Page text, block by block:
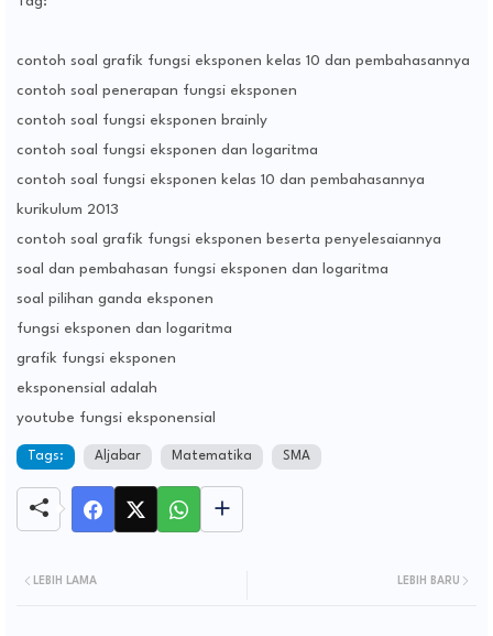
contoh soal grafik fungsi eksponen kelas 10 dan pembahasannya
contoh soal penerapan fungsi eksponen
contoh soal fungsi eksponen brainly
contoh soal fungsi eksponen dan logaritma
contoh soal fungsi eksponen kelas 10 dan pembahasannya
kurikulum 2013
contoh soal grafik fungsi eksponen beserta penyelesaiannya
soal dan pembahasan fungsi eksponen dan logaritma
soal pilihan ganda eksponen
fungsi eksponen dan logaritma
grafik fungsi eksponen
eksponensial adalah
youtube fungsi eksponensial
Tags: Aljabar Matematika SMA
LEBIH BARU
LEBIH LAMA